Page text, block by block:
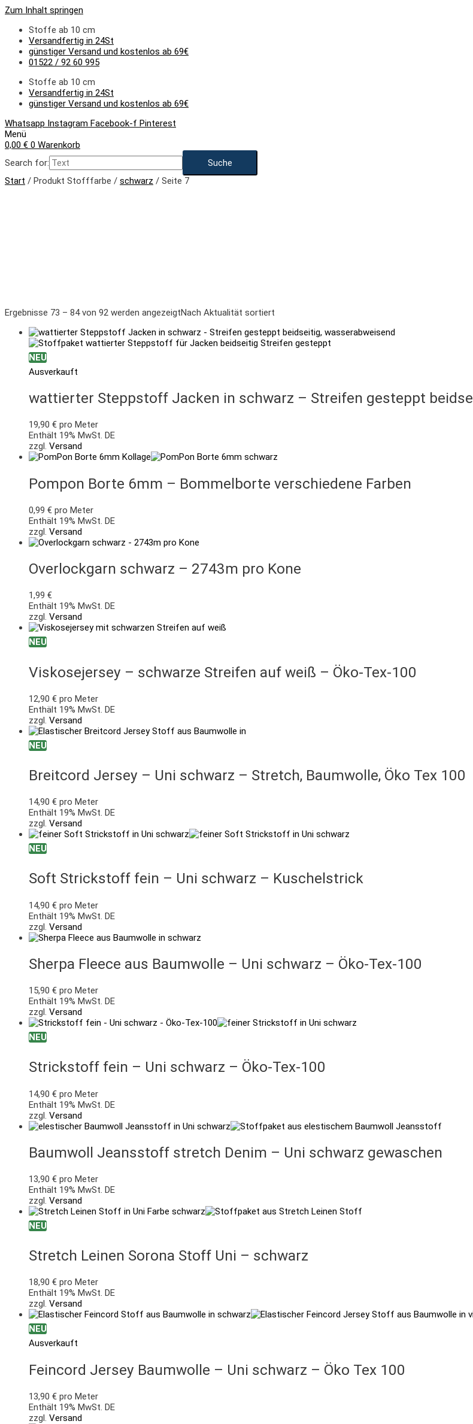
Zum Inhalt springen
Stoffe ab 10 cm
Versandfertig in 24St
günstiger Versand und kostenlos ab 69€
01522 / 92 60 995
Stoffe ab 10 cm
Versandfertig in 24St
günstiger Versand und kostenlos ab 69€
Whatsapp Instagram Facebook-f Pinterest
Menü
0,00 € 0 Warenkorb
Search for:
Start / Produkt Stofffarbe / schwarz / Seite 7
Ergebnisse 73 – 84 von 92 werden angezeigtNach Aktualität sortiert
NEU
Ausverkauft
wattierter Steppstoff Jacken in schwarz – Streifen gesteppt
19,90 € pro Meter
Enthält 19% MwSt. DE
zzgl. Versand
Pompon Borte 6mm – Bommelborte verschiedene Farben
0,99 € pro Meter
Enthält 19% MwSt. DE
zzgl. Versand
Overlockgarn schwarz – 2743m pro Kone
1,99 €
Enthält 19% MwSt. DE
zzgl. Versand
NEU
Viskosejersey – schwarze Streifen auf weiß – Öko-Tex-100
12,90 € pro Meter
Enthält 19% MwSt. DE
zzgl. Versand
NEU
Breitcord Jersey – Uni schwarz – Stretch, Baumwolle, Öko Tex 100
14,90 € pro Meter
Enthält 19% MwSt. DE
zzgl. Versand
NEU
Soft Strickstoff fein – Uni schwarz – Kuschelstrick
14,90 € pro Meter
Enthält 19% MwSt. DE
zzgl. Versand
Sherpa Fleece aus Baumwolle – Uni schwarz – Öko-Tex-100
15,90 € pro Meter
Enthält 19% MwSt. DE
zzgl. Versand
NEU
Strickstoff fein – Uni schwarz – Öko-Tex-100
14,90 € pro Meter
Enthält 19% MwSt. DE
zzgl. Versand
Baumwoll Jeansstoff stretch Denim – Uni schwarz gewaschen
13,90 € pro Meter
Enthält 19% MwSt. DE
zzgl. Versand
NEU
Stretch Leinen Sorona Stoff Uni – schwarz
18,90 € pro Meter
Enthält 19% MwSt. DE
zzgl. Versand
NEU
Ausverkauft
Feincord Jersey Baumwolle – Uni schwarz – Öko Tex 100
13,90 € pro Meter
Enthält 19% MwSt. DE
zzgl. Versand